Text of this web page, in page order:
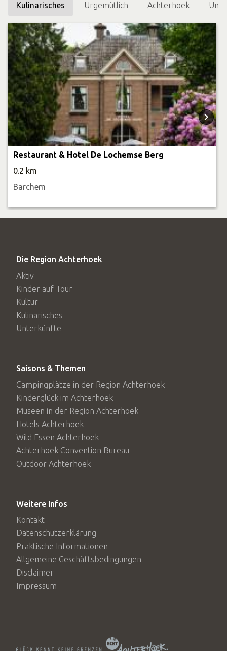
Kulinarisches Urgemütlich Achterhoek
Restaurant & Hotel De Lochemse Berg
0.2 km
Barchem
Die Region Achterhoek
Aktiv
Kinder auf Tour
Kultur
Kulinarisches
Unterkünfte
Saisons & Themen
Campingplätze in der Region Achterhoek
Kinderglück im Achterhoek
Museen in der Region Achterhoek
Hotels Achterhoek
Wild Essen Achterhoek
Achterhoek Convention Bureau
Outdoor Achterhoek
Weitere Infos
Kontakt
Datenschutzerklärung
Praktische Informationen
Allgemeine Geschäftsbedingungen
Disclaimer
Impressum